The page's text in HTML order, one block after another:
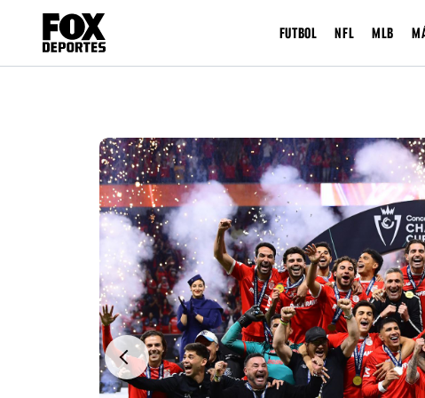
FUTBOL NFL MLB
Previous